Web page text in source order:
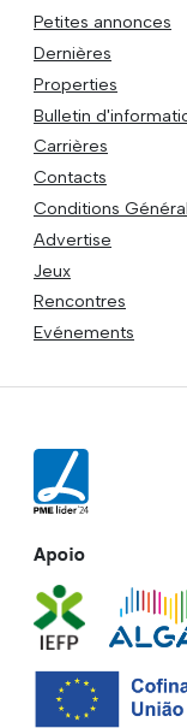
Petites annonces
Dernières
Properties
Bulletin
Carrières
Contacts
Conditions
Advertise
Jeux
Rencontres
Evénements
Apoio